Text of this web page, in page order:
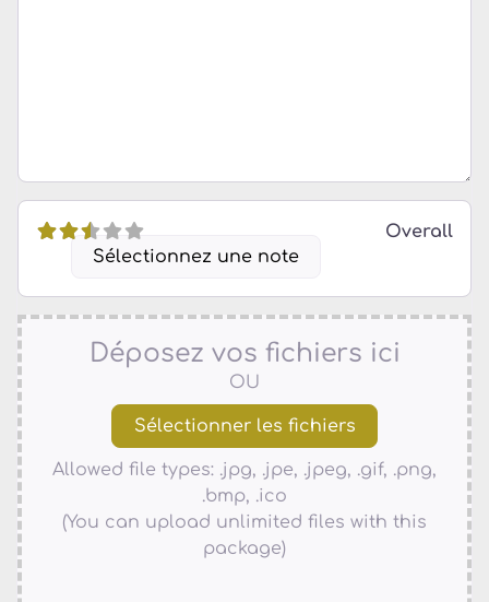
Sélectionnez une note
Overall
Déposez vos fichiers ici
OU
Allowed file types: .jpg, .jpe, .jpeg, .gif, .png,
.bmp, .ico
(You can upload unlimited files with this
package)